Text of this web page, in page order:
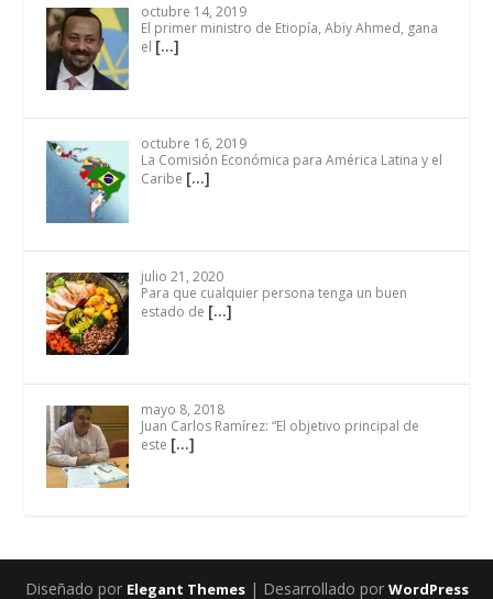
octubre 14, 2019
El primer ministro de Etiopía, Abiy Ahmed, gana
el […]
octubre 16, 2019
La Comisión Económica para América Latina y el
Caribe […]
julio 21, 2020
Para que cualquier persona tenga un buen
estado de […]
mayo 8, 2018
Juan Carlos Ramírez: “El objetivo principal de
este […]
Diseñado por Elegant Themes| Desarrollado por WordPress